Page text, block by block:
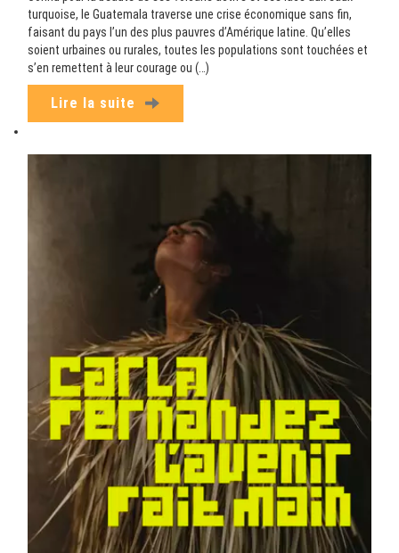
turquoise, le Guatemala traverse une crise économique sans fin,
faisant du pays l’un des plus pauvres d’Amérique latine. Qu’elles
soient urbaines ou rurales, toutes les populations sont touchées et
s’en remettent à leur courage ou (…)
Lire la suite